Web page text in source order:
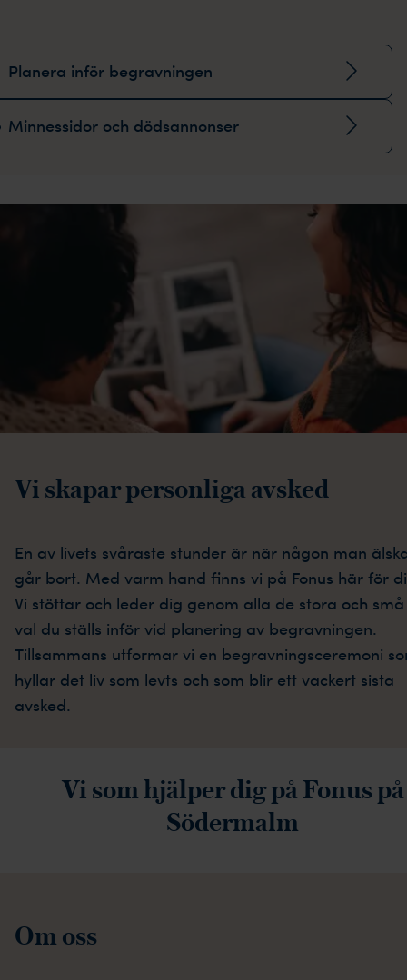
Planera inför begravningen
Minnessidor och dödsannonser
Vi skapar personliga avsked
En av livets svåraste stunder är när någon man
går bort. Med varm hand finns vi på Fonus här för
Vi stöttar och leder dig genom alla de stora och små
val du ställs inför vid planering av begravningen.
Tillsammans utformar vi en begravningsceremoni
hyllar det liv som levts och som blir ett vackert sista
avsked.
Vi som hjälper dig på Fonus på
Södermalm
Om oss